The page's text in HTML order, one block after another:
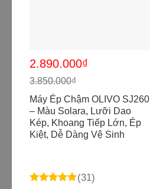
3.850.000₫
Giá
gốc
3.850.000₫.
2.890.000₫
Giá
hiện
là:
Máy Ép Chậm OLIVO SJ260
– Màu Solara, Lưỡi Dao
Kép, Khoang Tiếp Lớn, Ép
Kiệt, Dễ Dàng Vệ Sinh
(31)